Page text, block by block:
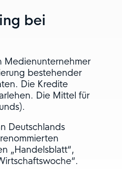
bei
Medienunternehmer
bestehender
Die Kredite
Die Mittel für
Deutschlands
„Handelsblatt“,